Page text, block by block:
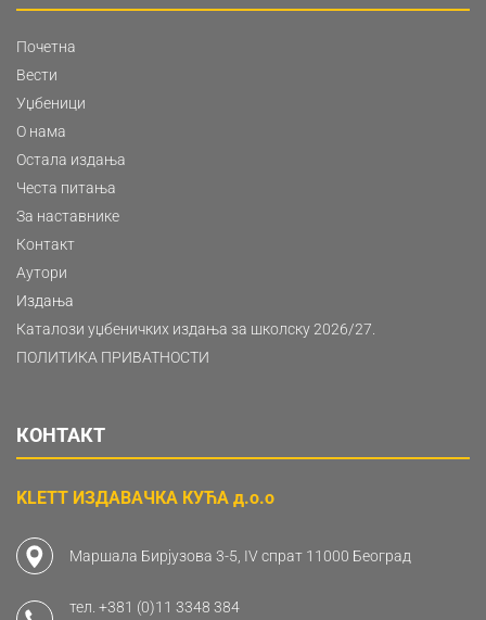
Почетна
Вести
Уџбеници
О нама
Остала издања
Честа питања
За наставнике
Контакт
Аутори
Издања
Каталози уџбеничких издања за школску 2026/27.
ПОЛИТИКА ПРИВАТНОСТИ
КОНТАКТ
KLETT ИЗДАВАЧКА КУЋА д.о.о
Маршала Бирјузова 3-5, IV спрат 11000 Београд
тел. +381 (0)11 3348 384